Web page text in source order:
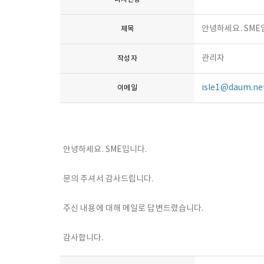
제목 안녕하세요. SME
작성자 관리자
이메일
안녕하세요. SME입니다.
문의 주셔서 감사드립니다.
주신 내용에 대해 메일로 답변드렸습니다.
감사합니다.